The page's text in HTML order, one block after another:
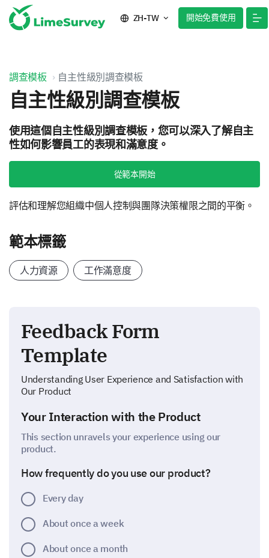
ZH-TW 開始免費使用
調查模板 自主性級別調查模板
自主性級別調查模板
使用這個自主性級別調查模板，您可以深入了解自主
性如何影響員工的表現和滿意度。
從範本開始
評估和理解您組織中個人控制與團隊決策權限之間的平衡。
範本標籤
人力資源 工作滿意度
Feedback Form
Template
Understanding User Experience and Satisfaction with
Our Product
Your Interaction with the Product
This section unravels your experience using our
product.
How frequently do you use our product?
Every day
About once a week
About once a month